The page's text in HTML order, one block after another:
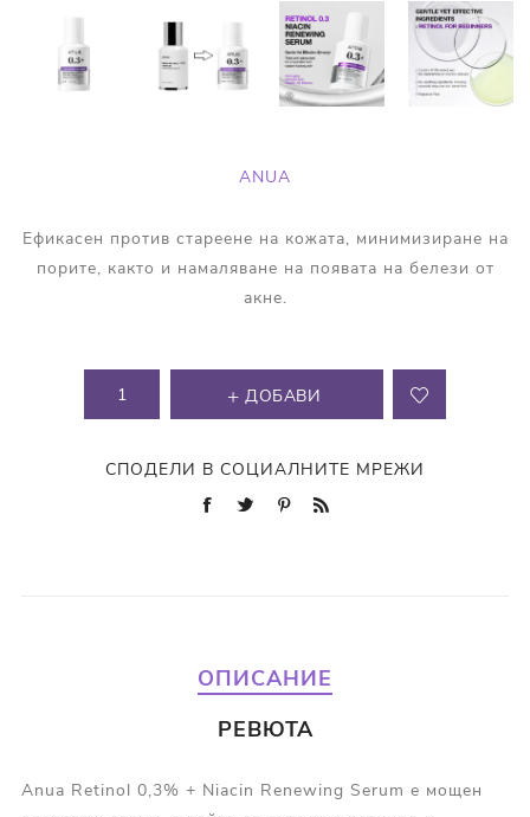
ANUA
Ефикасен против стареене на кожата, минимизиране на
порите, както и намаляване на появата на белези от
акне.
ДОБАВИ
СПОДЕЛИ В СОЦИАЛНИТЕ МРЕЖИ
ОПИСАНИЕ
РЕВЮТА
Anua Retinol 0,3% + Niacin Renewing Serum е мощен